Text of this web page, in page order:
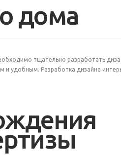
дома
тщательно разработать
и удобным. Разработка дизайна